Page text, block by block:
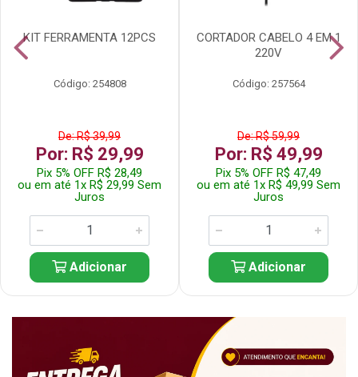
KIT FERRAMENTA 12PCS
Código: 254808
De: R$ 39,99
Por: R$ 29,99
Pix 5% OFF R$ 28,49
ou em até 1x R$ 29,99 Sem
Juros
Adicionar
CORTADOR CABELO 4 EM 1
220V
Código: 257564
De: R$ 59,99
Por: R$ 49,99
Pix 5% OFF R$ 47,49
ou em até 1x R$ 49,99 Sem
Juros
Adicionar